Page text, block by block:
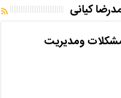
کیانی
و‌مدیریت